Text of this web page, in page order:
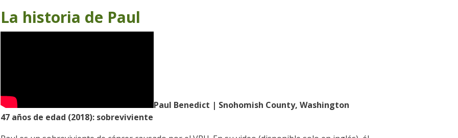
La historia de Paul
Paul Benedict | Snohomish County, Washington
47 años de edad (2018): sobreviviente